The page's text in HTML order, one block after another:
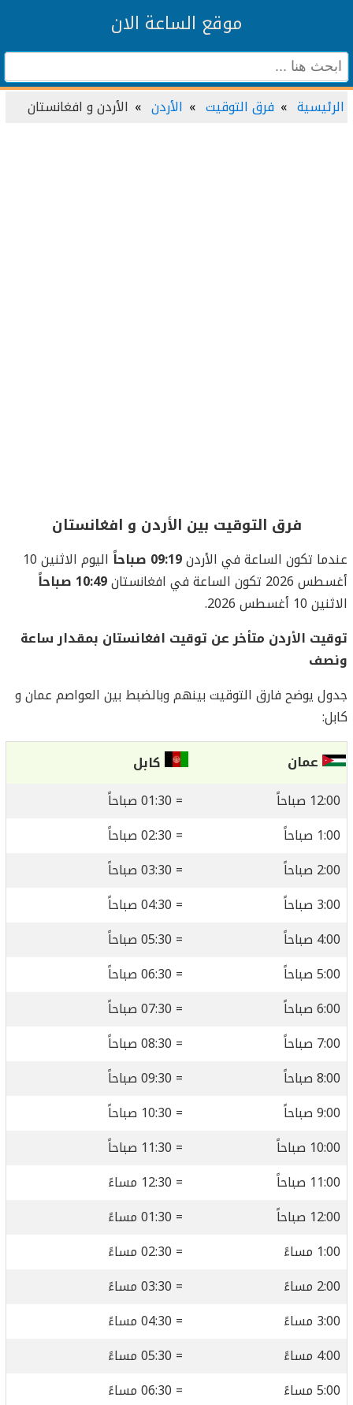
موقع الساعة الان
الرئيسية فرق التوقيت الأردن الأردن و افغانستان
فرق التوقيت بين الأردن و افغانستان
عندما تكون الساعة في الأردن09:19 صباحاً
اليوم الاثنين 10
أغسطس 2026 تكون الساعة في افغانستان
10:49 صباحاً
الاثنين 10 أغسطس 2026.
توقيت الأردن متأخر عن توقيت افغانستان بمقدار ساعة
ونصف
جدول يوضح فارق التوقيت بينهم وبالضبط بين العواصم عمان و
كابل:
عمان
كابل
12:00 صباحاً
= 01:30 صباحاً
1:00 صباحاً
= 02:30 صباحاً
2:00 صباحاً
= 03:30 صباحاً
3:00 صباحاً
= 04:30 صباحاً
4:00 صباحاً
= 05:30 صباحاً
5:00 صباحاً
= 06:30 صباحاً
6:00 صباحاً
= 07:30 صباحاً
7:00 صباحاً
= 08:30 صباحاً
8:00 صباحاً
= 09:30 صباحاً
9:00 صباحاً
= 10:30 صباحاً
10:00 صباحاً
= 11:30 صباحاً
11:00 صباحاً
= 12:30 مساءً
12:00 صباحاً
= 01:30 مساءً
1:00 مساءً
= 02:30 مساءً
2:00 مساءً
= 03:30 مساءً
3:00 مساءً
= 04:30 مساءً
4:00 مساءً
= 05:30 مساءً
5:00 مساءً
= 06:30 مساءً